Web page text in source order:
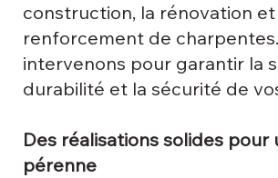
construction, la rénovation et
renforcement de
intervenons pour garantir la
durabilité et la sécurité de
Des réalisations solides
pérenne